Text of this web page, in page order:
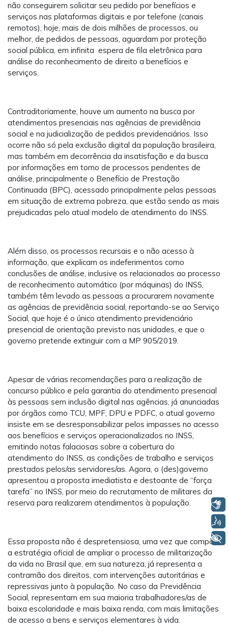
não conseguirem solicitar seu pedido por benefícios e
serviços nas plataformas digitais e por telefone (canais
remotos), hoje, mais de dois milhões de processos, ou
melhor, de pedidos de pessoas, aguardam por proteção
social pública, em infinita espera de fila eletrônica para
análise do reconhecimento de direito a benefícios e
serviços.
Contraditoriamente, houve um aumento na busca por
atendimentos presenciais nas agências de previdência
social e na judicialização de pedidos previdenciários. Isso
ocorre não só pela exclusão digital da população brasileira,
mas também em decorrência da insatisfação e da busca
por informações em torno de processos pendentes de
análise, principalmente o Benefício de Prestação
Continuada (BPC), acessado principalmente pelas pessoas
em situação de extrema pobreza, que estão sendo as mais
prejudicadas pelo atual modelo de atendimento do INSS.
Além disso, os processos recursais e o não acesso à
informação, que explicam os indeferimentos como
conclusões de análise, inclusive os relacionados ao processo
de reconhecimento automático (por máquinas) do INSS,
também têm levado as pessoas a procurarem novamente
as agências de previdência social, reportando-se ao Serviço
Social, que hoje é o único atendimento previdenciário
presencial de orientação previsto nas unidades, e que o
governo pretende extinguir com a MP 905/2019.
Apesar de várias recomendações para a realização de
concurso público e pela garantia do atendimento presencial
às pessoas sem inclusão digital nas agências, já anunciadas
por órgãos como TCU, MPF, DPU e PDFC, o atual governo
insiste em se desresponsabilizar pelos impasses no acesso
aos benefícios e serviços operacionalizados no INSS,
emitindo notas falaciosas sobre a cobertura do
atendimento do INSS, as condições de trabalho e serviços
prestados pelos/as servidores/as. Agora, o (des)governo
apresentou a proposta imediatista e destoante de “força
tarefa” no INSS, por meio do recrutamento de militares da
reserva para realizarem atendimentos à população.
Essa proposta não é despretensiosa, uma vez que compõe
a estratégia oficial de ampliar o processo de militarização
da vida no Brasil que, em sua natureza, já representa a
contramão dos direitos, com intervenções autoritárias e
repressivas junto à população. No caso da Previdência
Social, representam em sua maioria trabalhadores/as de
baixa escolaridade e mais baixa renda, com mais limitações
de acesso a bens e serviços elementares à vida.
Libras
+ Acessibilidade